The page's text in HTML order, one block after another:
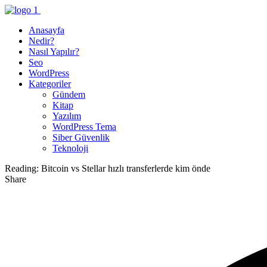
Anasayfa
Nedir?
Nasıl Yapılır?
Seo
WordPress
Kategoriler
Gündem
Kitap
Yazılım
WordPress Tema
Siber Güvenlik
Teknoloji
Reading: Bitcoin vs Stellar hızlı transferlerde kim önde
Share